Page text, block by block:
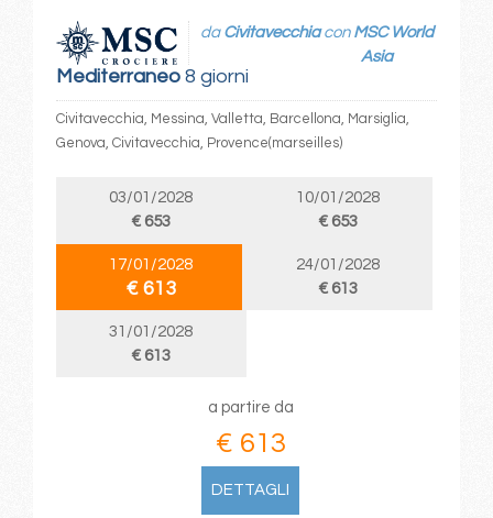
Mediterraneo8 giorni
da Civitavecchiacon MSC World
Asia
Civitavecchia, Messina, Valletta, Barcellona, Marsiglia,
Genova, Civitavecchia, Provence(marseilles)
03/01/2028
€ 653
10/01/2028
€ 653
17/01/2028
€ 613
24/01/2028
€ 613
31/01/2028
€ 613
a partire da
€ 613
DETTAGLI